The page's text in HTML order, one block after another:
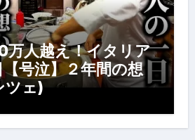
万人越え！イタリア
号泣】２年間の想
ツェ)